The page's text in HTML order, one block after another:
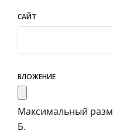
САЙТ
ВЛОЖЕНИЕ
Максимальный
Б.